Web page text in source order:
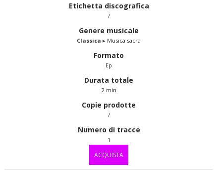
Etichetta discografica
/
Genere musicale
Classica ▸ Musica sacra
Formato
Ep
Durata totale
2 min
Copie prodotte
/
Numero di tracce
1
ACQUISTA